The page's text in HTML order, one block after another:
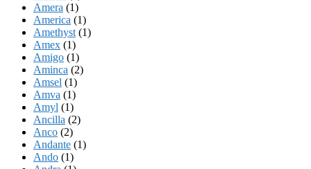
Amera (1)
America (1)
Amethyst (1)
Amex (1)
Amigo (1)
Aminca (2)
Amsel (1)
Amva (1)
Amyl (1)
Ancilla (2)
Anco (2)
Andante (1)
Ando (1)